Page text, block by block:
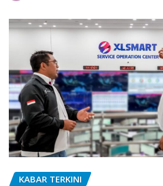
KABAR TERKINI